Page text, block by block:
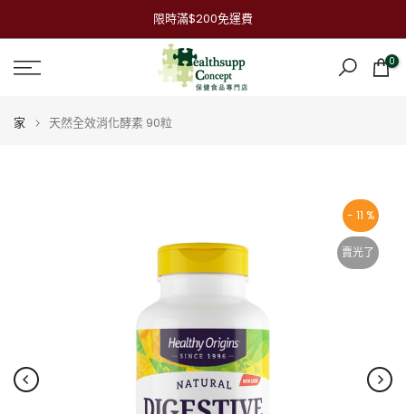
到
內
容
限時滿$200免運費
0
家 天然全效消化酵素 90粒
- 11 %
賣光了